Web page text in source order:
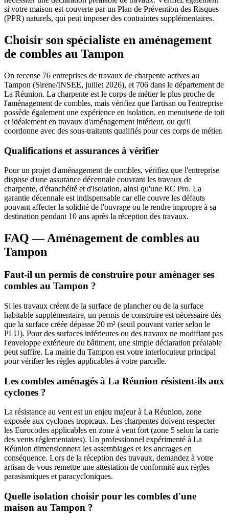
si votre maison est couverte par un Plan de Prévention des Risques
(PPR) naturels, qui peut imposer des contraintes supplémentaires.
Choisir son spécialiste en aménagement
de combles au Tampon
On recense 76 entreprises de travaux de charpente actives au
Tampon (Sirene/INSEE, juillet 2026), et 706 dans le département de
La Réunion. La charpente est le corps de métier le plus proche de
l'aménagement de combles, mais vérifiez que l'artisan ou l'entreprise
possède également une expérience en isolation, en menuiserie de toit
et idéalement en travaux d'aménagement intérieur, ou qu'il
coordonne avec des sous-traitants qualifiés pour ces corps de métier.
Qualifications et assurances à vérifier
Pour un projet d'aménagement de combles, vérifiez que l'entreprise
dispose d'une assurance décennale couvrant les travaux de
charpente, d'étanchéité et d'isolation, ainsi qu'une RC Pro. La
garantie décennale est indispensable car elle couvre les défauts
pouvant affecter la solidité de l'ouvrage ou le rendre impropre à sa
destination pendant 10 ans après la réception des travaux.
FAQ — Aménagement de combles au
Tampon
Faut-il un permis de construire pour aménager ses
combles au Tampon ?
Si les travaux créent de la surface de plancher ou de la surface
habitable supplémentaire, un permis de construire est nécessaire dès
que la surface créée dépasse 20 m² (seuil pouvant varier selon le
PLU). Pour des surfaces inférieures ou des travaux ne modifiant pas
l'enveloppe extérieure du bâtiment, une simple déclaration préalable
peut suffire. La mairie du Tampon est votre interlocuteur principal
pour vérifier les règles applicables à votre parcelle.
Les combles aménagés à La Réunion résistent-ils aux
cyclones ?
La résistance au vent est un enjeu majeur à La Réunion, zone
exposée aux cyclones tropicaux. Les charpentes doivent respecter
les Eurocodes applicables en zone à vent fort (zone 5 selon la carte
des vents réglementaires). Un professionnel expérimenté à La
Réunion dimensionnera les assemblages et les ancrages en
conséquence. Lors de la réception des travaux, demandez à votre
artisan de vous remettre une attestation de conformité aux règles
parasismiques et paracycloniques.
Quelle isolation choisir pour les combles d'une
maison au Tampon ?